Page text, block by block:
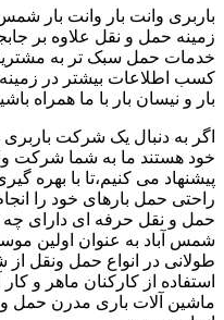
باربری وانت بار وانت بار
زمینه حمل و نقل علاوه بر
خدمات حمل سبک تر به
کسب اطلاعات بیشتر در زمینه
بار و نیسان بار با ما همراه
اگر به دنبال یک شرکت
خود هستند ما به شما شرکت
پیشنهاد می کنیم،تا با بهره
راحتی حمل بارهای خود را
حمل و نقل حرفه ای دارای
شمس آباد به عنوان اولین
طولانی در انواع حمل ونقل
استفاده از کارکنان ماهر و
ماشین آلات باری مدرن حمل